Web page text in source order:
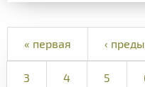
« первая ‹
3 4 5